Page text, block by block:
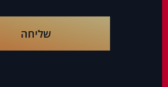
שליחה